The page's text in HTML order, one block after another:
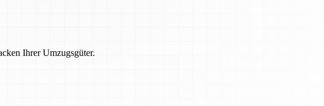
Ihrer Umzugsgüter.